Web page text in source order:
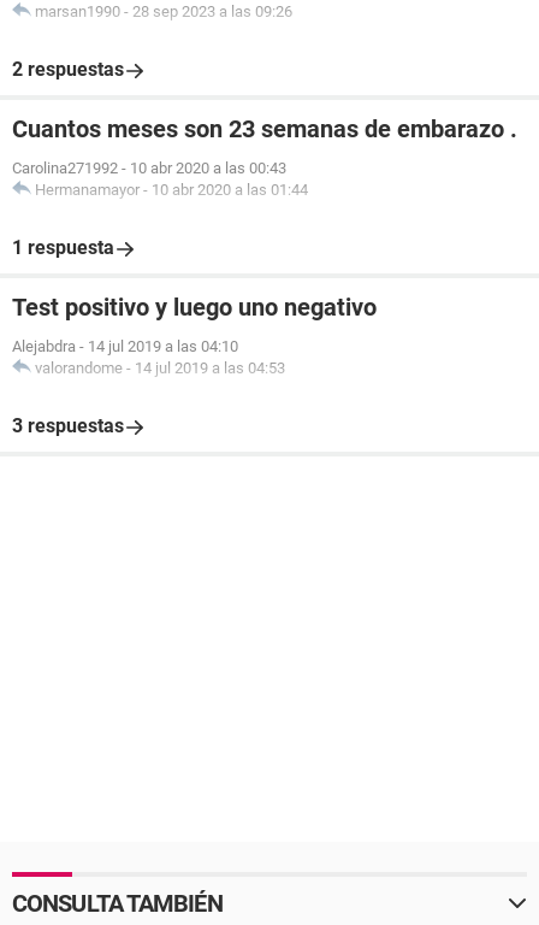
marsan1990 - 28 sep 2023 a las 09:26
2 respuestas
Cuantos meses son 23 semanas de embarazo .
Carolina271992 - 10 abr 2020 a las 00:43
Hermanamayor - 10 abr 2020 a las 01:44
1 respuesta
Test positivo y luego uno negativo
Alejabdra - 14 jul 2019 a las 04:10
valorandome - 14 jul 2019 a las 04:53
3 respuestas
CONSULTA TAMBIÉN